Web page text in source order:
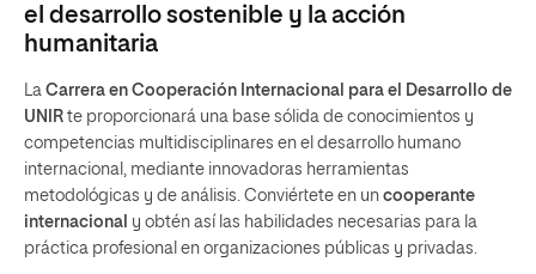
el desarrollo sostenible y la acción
humanitaria
La Carrera en Cooperación Internacional para el Desarrollo de
UNIR te proporcionará una base sólida de conocimientos y
competencias multidisciplinares en el desarrollo humano
internacional, mediante innovadoras herramientas
metodológicas y de análisis. Conviértete en un cooperante
internacional y obtén así las habilidades necesarias para la
práctica profesional en organizaciones públicas y privadas.